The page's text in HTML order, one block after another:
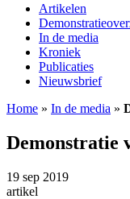
Artikelen
In de media
Kroniek
Publicaties
Nieuwsbrief
Home » In de media »
Demonstratie
19 sep 2019
artikel